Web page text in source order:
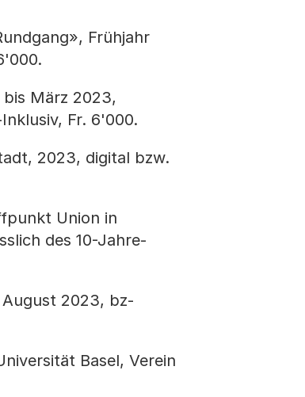
Frühjahr
März 2023,
Fr. 6'000.
2023, digital bzw.
Union in
des 10-Jahre-
2023, bz-
Basel, Verein